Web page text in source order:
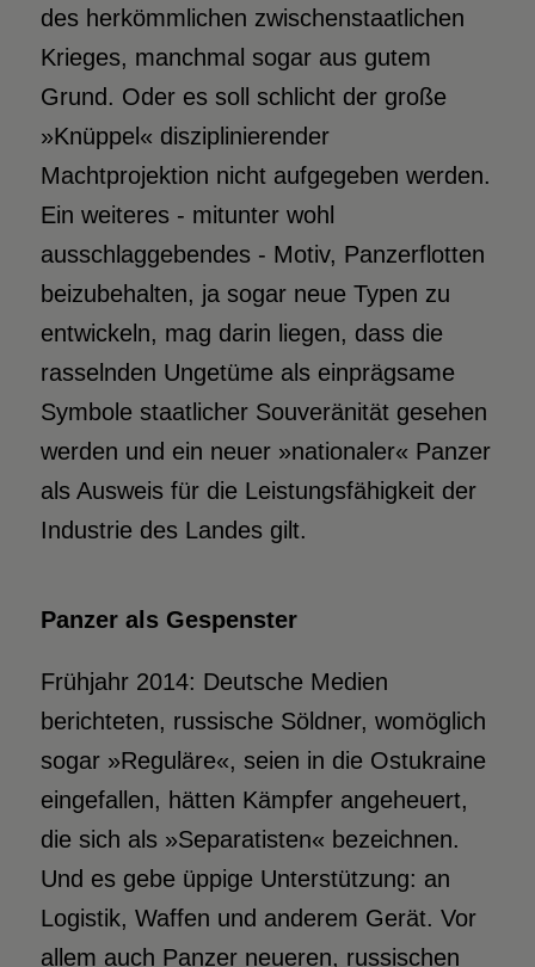
des herkömmlichen zwischenstaatlichen
Krieges, manchmal sogar aus gutem
Grund. Oder es soll schlicht der große
»Knüppel« disziplinierender
Machtprojektion nicht aufgegeben werden.
Ein weiteres - mitunter wohl
ausschlaggebendes - Motiv, Panzerflotten
beizubehalten, ja sogar neue Typen zu
entwickeln, mag darin liegen, dass die
rasselnden Ungetüme als einprägsame
Symbole staatlicher Souveränität gesehen
werden und ein neuer »nationaler« Panzer
als Ausweis für die Leistungsfähigkeit der
Industrie des Landes gilt.
Panzer als Gespenster
Frühjahr 2014: Deutsche Medien
berichteten, russische Söldner, womöglich
sogar »Reguläre«, seien in die Ostukraine
eingefallen, hätten Kämpfer angeheuert,
die sich als »Separatisten« bezeichnen.
Und es gebe üppige Unterstützung: an
Logistik, Waffen und anderem Gerät. Vor
allem auch Panzer neueren, russischen